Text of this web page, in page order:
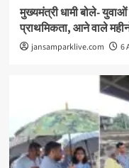
मुख्यमंत्री धामी बोले- युवाओं
प्राथमिकता, आने वाले
jansamparklive.com 6